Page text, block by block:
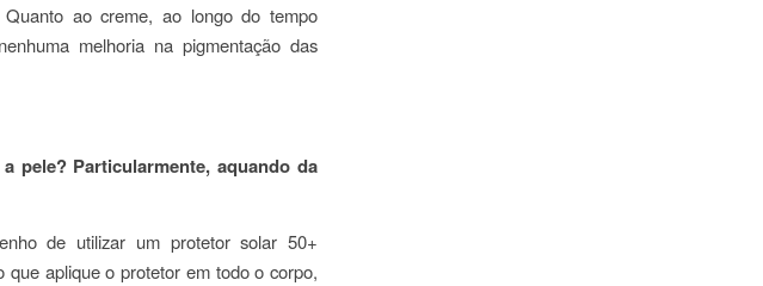
ao creme, ao longo do tempo
melhoria na pigmentação das
pele? Particularmente, aquando da
de utilizar um protetor solar 50+
aplique o protetor em todo o corpo,